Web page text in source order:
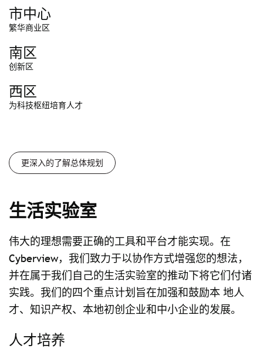
市中心
繁华商业区
南区
创新区
⻄区
为科技枢纽培育人才
更深入的了解总体规划
生活实验室
伟大的理想需要正确的工具和平台才能实现。在
Cyberview，我们致力于以协作方式增强您的想法，
并在属于我们自己的生活实验室的推动下将它们付诸
实践。我们的四个重点计划旨在加强和鼓励本 地人
才、知识产权、本地初创企业和中小企业的发展。
人才培养